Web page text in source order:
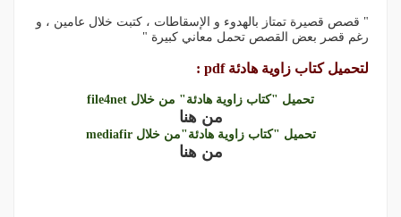
" قصص قصيرة تمتاز بالهدوء و الإسقاطات ، كتبت خلال عامين ، و
رغم قصر بعض القصص تحمل معاني كبيرة "
لتحميل كتاب زاوية هادئة pdf :
تحميل "كتاب زاوية هادئة" من خلال file4net
من هنا
تحميل "كتاب زاوية هادئة"من خلال mediafir
من هنا